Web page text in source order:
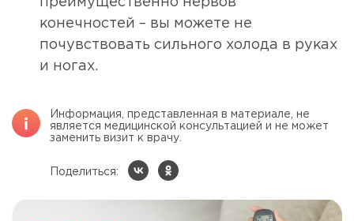
конечностей – вы можете не
почувствовать сильного холода в руках
и ногах.
Информация, представленная в материале, не
является медицинской консультацией и не может
заменить визит к врачу.
Поделиться: